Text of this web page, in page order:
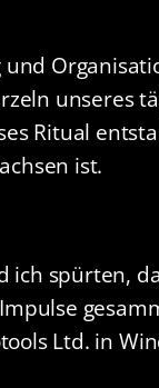
unseres
Ritual
ist.
ich spürten,
Ltd. in